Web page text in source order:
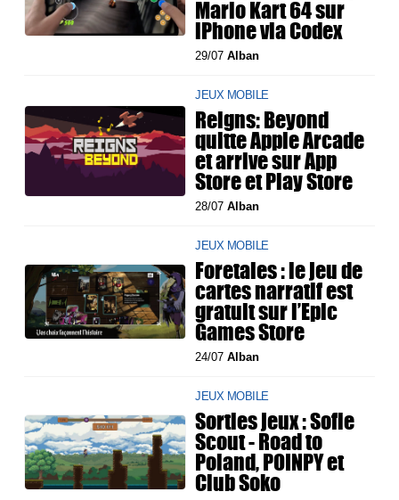
Mario Kart 64 sur
iPhone via Codex
29/07Alban
JEUX MOBILE
Reigns: Beyond
quitte Apple Arcade
et arrive sur App
Store et Play Store
28/07Alban
JEUX MOBILE
Foretales : le jeu de
cartes narratif est
gratuit sur l’Epic
Games Store
24/07Alban
JEUX MOBILE
Sorties jeux : Sofie
Scout - Road to
Poland, POINPY et
Club Soko